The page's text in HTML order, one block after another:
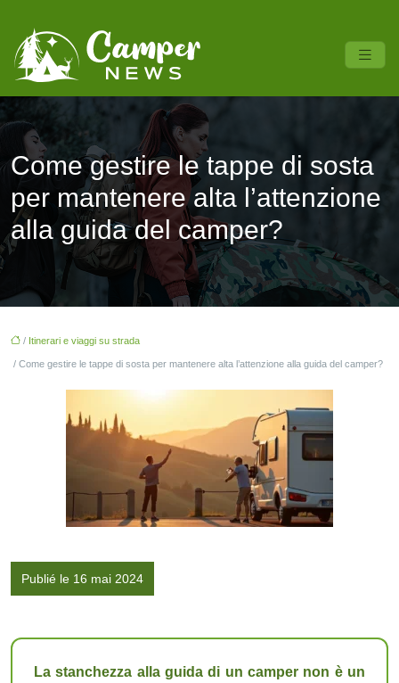
Come gestire le tappe di sosta
per mantenere alta l’attenzione
alla guida del camper?
/ Itinerari e viaggi su strada
/ Come gestire le tappe di sosta per mantenere alta l’attenzione alla guida del camper?
Publié le 16 mai 2024
La stanchezza alla guida di un camper non è un